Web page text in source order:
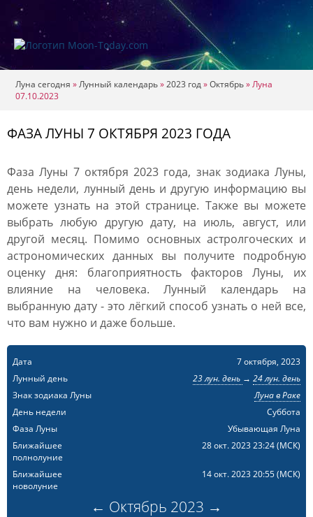
Луна сегодня »Лунный календарь»2023 год»Октябрь»Луна
07.10.2023
ФАЗА ЛУНЫ 7 ОКТЯБРЯ 2023 ГОДА
Фаза Луны 7 октября 2023 года, знак зодиака Луны,
день недели, лунный день и другую информацию вы
можете узнать на этой странице. Также вы можете
выбрать любую другую дату, на июль, август, или
другой месяц. Помимо основных астролгоческих и
астрономических данных вы получите подробную
оценку дня: благоприятность факторов Луны, их
влияние на человека. Лунный календарь на
выбранную дату - это лёгкий способ узнать о ней все,
что вам нужно и даже больше.
Дата
7 октября, 2023
Лунный день
23 лун. день → 24 лун. день
Знак зодиака Луны
Луна в Раке
День недели
Суббота
Фаза Луны
Убывающая Луна
Ближайшее
полнолуние
28 окт. 2023 23:24(МСК)
Ближайшее
новолуние
14 окт. 2023 20:55(МСК)
← Октябрь 2023 →